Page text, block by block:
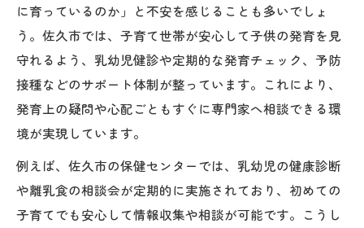
に育っているのか」と不安を感じることも多いでしょ
う。佐久市では、子育て世帯が安心して子供の発育を見
守れるよう、乳幼児健診や定期的な発育チェック、予防
接種などのサポート体制が整っています。これにより、
発育上の疑問や心配ごともすぐに専門家へ相談できる環
境が実現しています。
例えば、佐久市の保健センターでは、乳幼児の健康診断
や離乳食の相談会が定期的に実施されており、初めての
子育てでも安心して情報収集や相談が可能です。こうし